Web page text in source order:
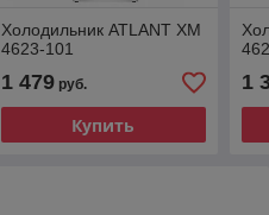
Холодильник ATLANT ХМ
4623-101
1 479руб.
Купить
1